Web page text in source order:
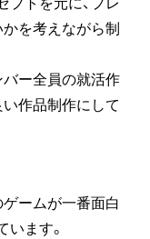
を考えながら制
ー全員の就活作
作品制作にして
ームが一番面白
ます。